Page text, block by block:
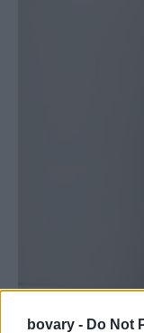
bovary - Do Not